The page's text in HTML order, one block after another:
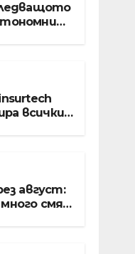
всички
август:
смях